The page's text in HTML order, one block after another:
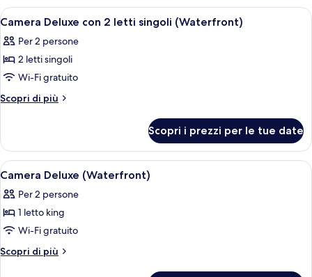
Apri
tutte
le
foto
per
Camera
2
letti
singoli
(Waterfront)
Camera Deluxe con 2 letti singoli
6
Camera Deluxe con 2 letti singoli (Waterfront)
Per 2 persone
2 letti singoli
Wi-Fi gratuito
Scopri di più
Altri
Deluxe
con
2
singoli
(Waterfront)
Scopri i prezzi per le tue date
Apri
tutte
le
foto
per
Camera
Una camera d'albergo con un letto
6
Camera Deluxe (Waterfront)
Per 2 persone
1 letto king
Wi-Fi gratuito
Scopri di più
Altri